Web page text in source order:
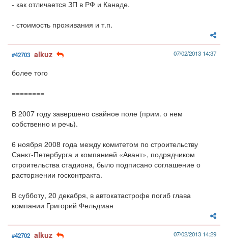
- как отличается ЗП в РФ и Канаде.
- стоимость проживания и т.п.
#42703 alkuz 07/02/2013 14:37
более того
========
В 2007 году завершено свайное поле (прим. о нем
собственно и речь).
6 ноября 2008 года между комитетом по строительству
Санкт-Петербурга и компанией «Авант», подрядчиком
строительства стадиона, было подписано соглашение о
расторжении госконтракта.
В субботу, 20 декабря, в автокатастрофе погиб глава
компании Григорий Фельдман
#42702 alkuz 07/02/2013 14:29